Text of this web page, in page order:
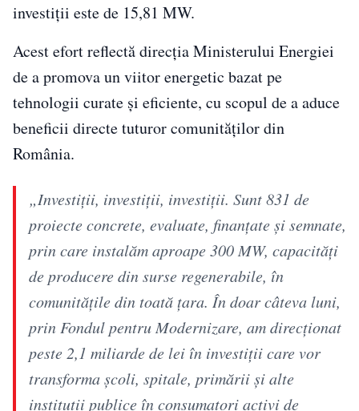
investiții este de 15,81 MW.
Acest efort reflectă direcția Ministerului Energiei
de a promova un viitor energetic bazat pe
tehnologii curate și eficiente, cu scopul de a aduce
beneficii directe tuturor comunităților din
România.
„Investiții, investiții, investiții. Sunt 831 de
proiecte concrete, evaluate, finanțate și semnate,
prin care instalăm aproape 300 MW, capacități
de producere din surse regenerabile, în
comunitățile din toată țara. În doar câteva luni,
prin Fondul pentru Modernizare, am direcționat
peste 2,1 miliarde de lei în investiții care vor
transforma școli, spitale, primării și alte
instituții publice în consumatori activi de